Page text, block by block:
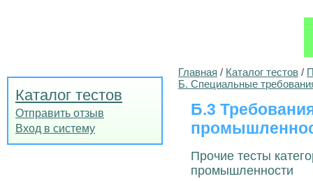
Каталог тестов
Отправить отзыв
Вход в систему
Главная / Каталог тестов /
Б. Специальные
Б.3
Прочие тесты
промышленности